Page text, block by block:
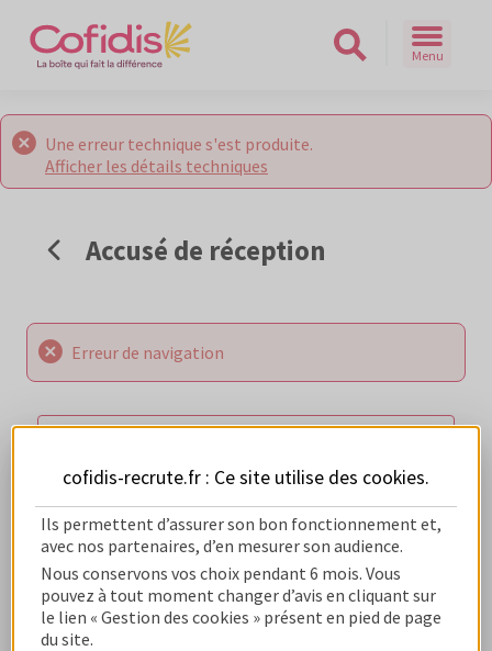
Menu
Une erreur technique s'est produite.
Afficher les détails techniques
Accusé de réception
Erreur de navigation
cofidis-recrute.fr : Ce site utilise des cookies.
Ils permettent d’assurer son bon fonctionnement et,
avec nos partenaires, d’en mesurer son audience.
Nous conservons vos choix pendant 6 mois. Vous
pouvez à tout moment changer d’avis en cliquant sur
le lien « Gestion des cookies » présent en pied de page
du site.